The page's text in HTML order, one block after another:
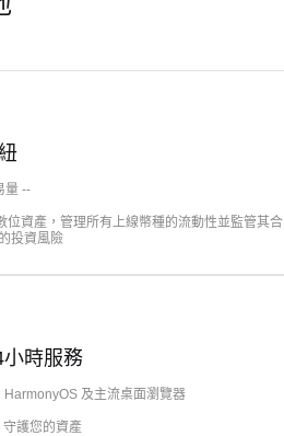
量 --
位資產，管理所有上線幣種的流動性並監管其合
投資風險
小時服務
及主流桌面瀏覽器
護您的資產